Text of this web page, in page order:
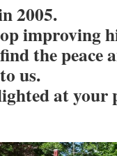
2005.
improving
the peace
us.
at your